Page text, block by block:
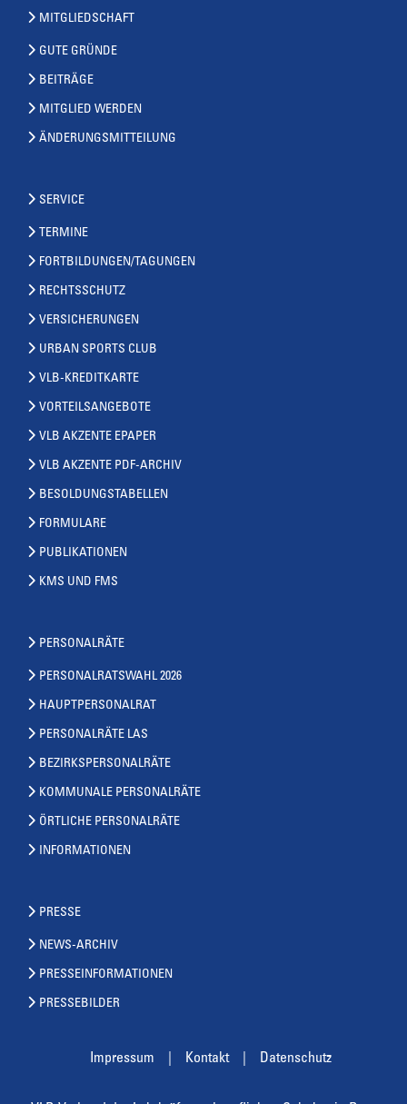
MITGLIEDSCHAFT
GUTE GRÜNDE
BEITRÄGE
MITGLIED WERDEN
ÄNDERUNGSMITTEILUNG
SERVICE
TERMINE
FORTBILDUNGEN/TAGUNGEN
RECHTSSCHUTZ
VERSICHERUNGEN
URBAN SPORTS CLUB
VLB-KREDITKARTE
VORTEILSANGEBOTE
VLB AKZENTE EPAPER
VLB AKZENTE PDF-ARCHIV
BESOLDUNGSTABELLEN
FORMULARE
PUBLIKATIONEN
KMS UND FMS
PERSONALRÄTE
PERSONALRATSWAHL 2026
HAUPTPERSONALRAT
PERSONALRÄTE LAS
BEZIRKSPERSONALRÄTE
KOMMUNALE PERSONALRÄTE
ÖRTLICHE PERSONALRÄTE
INFORMATIONEN
PRESSE
NEWS-ARCHIV
PRESSEINFORMATIONEN
PRESSEBILDER
Impressum Kontakt Datenschutz